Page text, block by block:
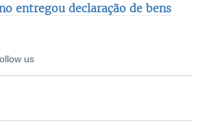
entregou declaração de bens
us